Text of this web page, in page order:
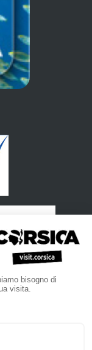
Iscriviti alla nostra